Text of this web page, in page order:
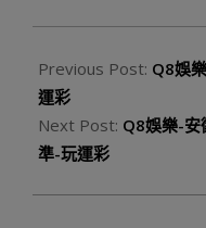
Previous Post: Q8娛
運彩
Next Post: Q8娛樂-安
準-玩運彩